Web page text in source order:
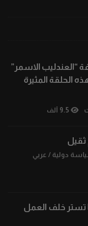
“العندليب الاسمر”
الحلقة المثيرة
9.5 ألف
ثقيل
دولية / عربي
| تستر خلف العمل